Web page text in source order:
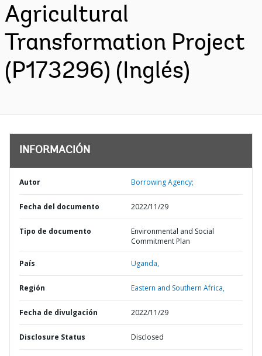
Agricultural
Transformation Project
(P173296) (Inglés)
INFORMACIÓN
Autor Borrowing Agency;
Fecha del documento 2022/11/29
Tipo de documento
Environmental and Social
Commitment Plan
País Uganda,
Región Eastern and Southern Africa,
Fecha de divulgación 2022/11/29
Disclosure Status Disclosed